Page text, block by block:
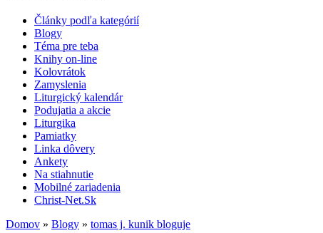
Články podľa kategórií
Blogy
Téma pre teba
Knihy on-line
Kolovrátok
Zamyslenia
Liturgický kalendár
Podujatia a akcie
Liturgika
Pamiatky
Linka dôvery
Ankety
Na stiahnutie
Mobilné zariadenia
Christ-Net.Sk
Domov » Blogy » tomas j. kunik bloguje